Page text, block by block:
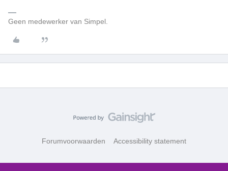
Geen medewerker van Simpel.
Forumvoorwaarden Accessibility statement